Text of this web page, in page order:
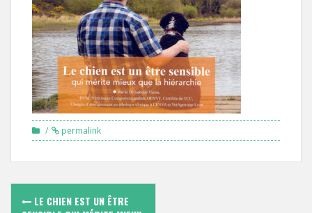
permalink
Navigation
LE CHIEN EST UN ÊTRE